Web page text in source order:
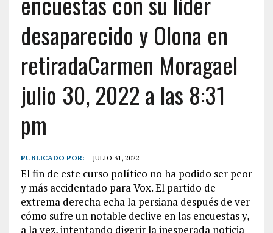
desaparecido y Olona en
retiradaCarmen Moragael
julio 30, 2022 a las 8:31
pm
PUBLICADO POR: JULIO 31, 2022
El fin de este curso político no ha podido ser peor
y más accidentado para Vox. El partido de
extrema derecha echa la persiana después de ver
cómo sufre un notable declive en las encuestas y,
a la vez, intentando digerir la inesperada noticia